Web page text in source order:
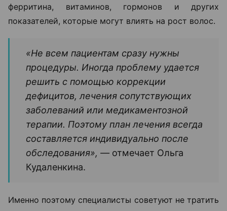
ферритина, витаминов, гормонов и других
показателей, которые могут влиять на рост волос.
«Не всем пациентам сразу нужны
процедуры. Иногда проблему удается
решить с помощью коррекции
дефицитов, лечения сопутствующих
заболеваний или медикаментозной
терапии. Поэтому план лечения всегда
составляется индивидуально после
обследования», — отмечает Ольга
Кудаленкина.
Именно поэтому специалисты советуют не тратить